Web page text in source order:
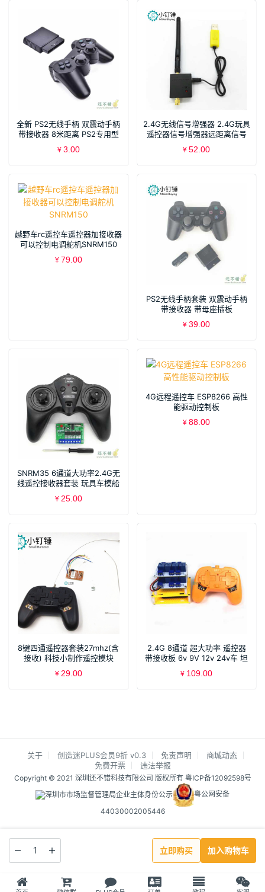
立即购买 加入购物车
全新 PS2无线手柄 双震动手柄
带接收器 8米距离 PS2专用型
¥ 3.00
2.4G无线信号增强器 2.4G玩具
遥控器信号增强器远距离信号
放大器
¥ 52.00
越野车rc遥控车遥控器加接收器
可以控制电调舵机SNRM150
¥ 79.00
PS2无线手柄套装 双震动手柄
带接收器 带母座插板
¥ 39.00
SNRM35 6通道大功率2.4G无
线遥控接收器套装 玩具车模船
模DIY 6-15v 12v
¥ 25.00
4G远程遥控车 ESP8266 高性
能驱动控制板
¥ 88.00
8键四通遥控器套装27mhz(含
接收) 科技小制作遥控模块
¥ 29.00
2.4G 8通道 超大功率 遥控器
带接收板 6v 9V 12v 24v车 坦
¥ 109.00
关于 创造迷PLUS会员9折 v0.3 免责声明
商城动态
免费开票
违法举报
Copyright © 2021 深圳还不错科技有限公司 版权所有 粤ICP备12092598号
粤公网安备
44030002005446